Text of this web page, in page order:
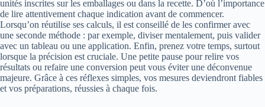
unités inscrites sur les emballages ou dans la recette. D’où l’importance
de lire attentivement chaque indication avant de commencer.
Lorsqu’on réutilise ses calculs, il est conseillé de les confirmer avec
une seconde méthode : par exemple, diviser mentalement, puis valider
avec un tableau ou une application. Enfin, prenez votre temps, surtout
lorsque la précision est cruciale. Une petite pause pour relire vos
résultats ou refaire une conversion peut vous éviter une déconvenue
majeure. Grâce à ces réflexes simples, vos mesures deviendront fiables
et vos préparations, réussies à chaque fois.